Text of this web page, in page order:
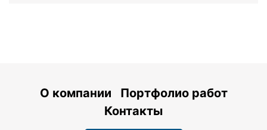
О компании
Портфолио работ
Контакты